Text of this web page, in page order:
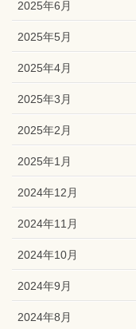
2025年6月
2025年5月
2025年4月
2025年3月
2025年2月
2025年1月
2024年12月
2024年11月
2024年10月
2024年9月
2024年8月